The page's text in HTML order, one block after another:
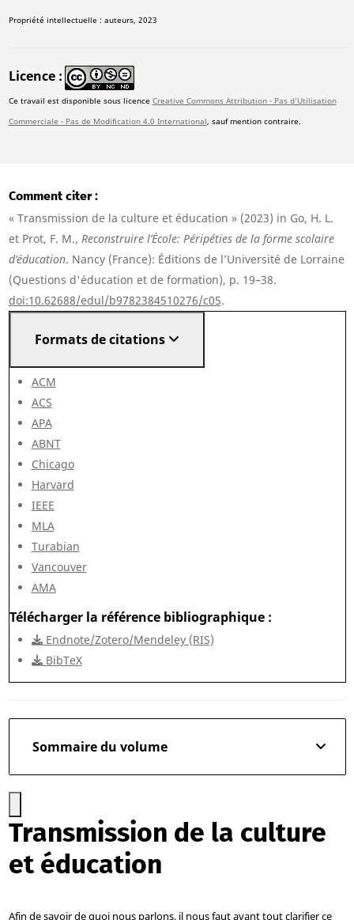
Propriété intellectuelle : auteurs, 2023
Licence
Ce travail est disponible sous licence Creative Commons Attribution - Pas d'Utilisation
Commerciale - Pas de Modification 4.0 International, sauf mention contraire.
Comment citer
« Transmission de la culture et éducation » (2023) in Go, H. L.
et Prot, F. M., Reconstruire l’École: Péripéties de la forme scolaire
d’éducation. Nancy (France): Éditions de l’Université de Lorraine
(Questions d'éducation et de formation), p. 19–38.
doi:10.62688/edul/b9782384510276/c05.
Formats de citations
ACM
ACS
APA
ABNT
Chicago
Harvard
IEEE
MLA
Turabian
Vancouver
AMA
Télécharger la référence bibliographique
Endnote/Zotero/Mendeley (RIS)
BibTeX
Sommaire du volume
Transmission de la culture
et éducation
Afin de savoir de quoi nous parlons, il nous faut avant tout clarifier ce